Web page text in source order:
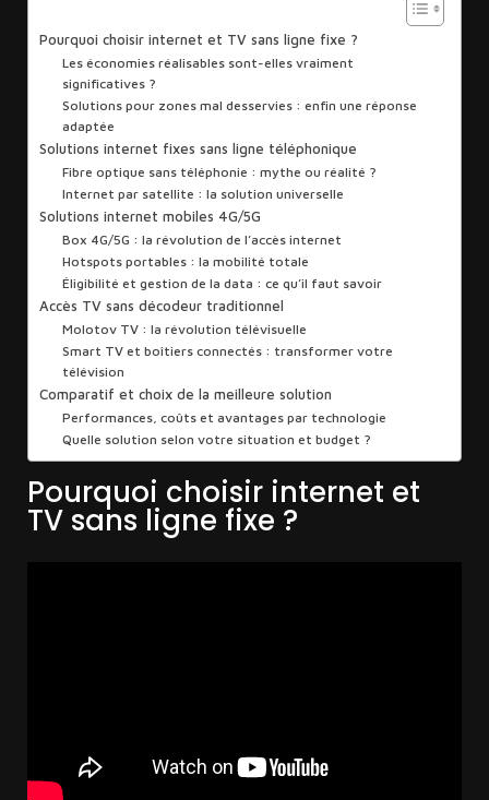
Pourquoi choisir internet et TV sans ligne fixe ?
Les économies réalisables sont-elles vraiment
significatives ?
Solutions pour zones mal desservies : enfin une réponse
adaptée
Solutions internet fixes sans ligne téléphonique
Fibre optique sans téléphonie : mythe ou réalité ?
Internet par satellite : la solution universelle
Solutions internet mobiles 4G/5G
Box 4G/5G : la révolution de l’accès internet
Hotspots portables : la mobilité totale
Éligibilité et gestion de la data : ce qu’il faut savoir
Accès TV sans décodeur traditionnel
Molotov TV : la révolution télévisuelle
Smart TV et boîtiers connectés : transformer votre
télévision
Comparatif et choix de la meilleure solution
Performances, coûts et avantages par technologie
Quelle solution selon votre situation et budget ?
Pourquoi choisir internet et
TV sans ligne fixe ?